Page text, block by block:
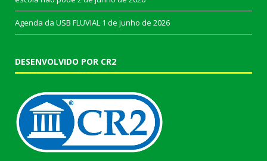
Agenda da USB FLUVIAL 1 de junho de 2026
DESENVOLVIDO POR CR2